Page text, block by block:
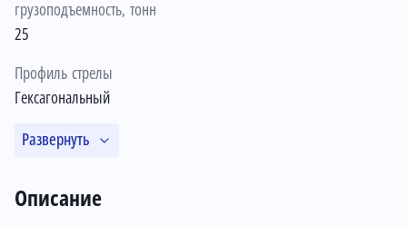
грузоподъемность, тонн
25
Профиль стрелы
Гексагональный
Развернуть
Описание